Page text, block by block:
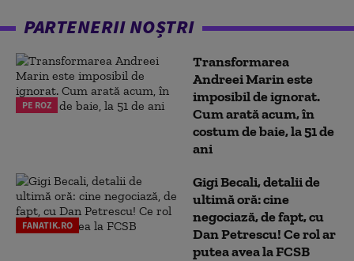
PARTENERII NOȘTRI
PE ROZ
Transformarea
Andreei Marin este
imposibil de ignorat.
Cum arată acum, în
costum de baie, la 51 de
ani
FANATIK.RO
Gigi Becali, detalii de
ultimă oră: cine
negociază, de fapt, cu
Dan Petrescu! Ce rol ar
putea avea la FCSB